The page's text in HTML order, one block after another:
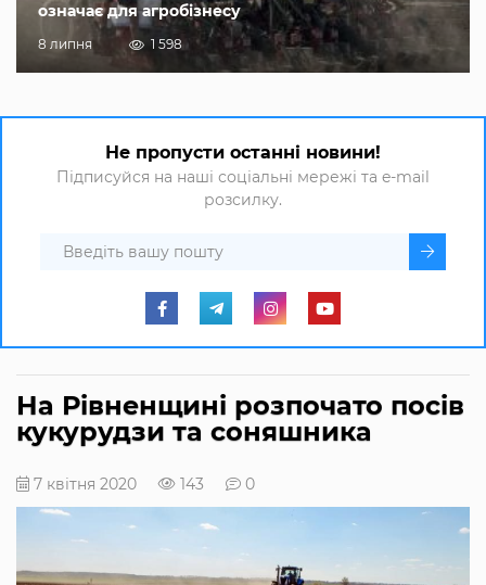
означає для агробізнесу
8 липня 1 598
Не пропусти останні новини!
Підписуйся на наші соціальні мережі та e-mail
розсилку.
На Рівненщині розпочато посів
кукурудзи та соняшника
7 квітня 2020 143 0